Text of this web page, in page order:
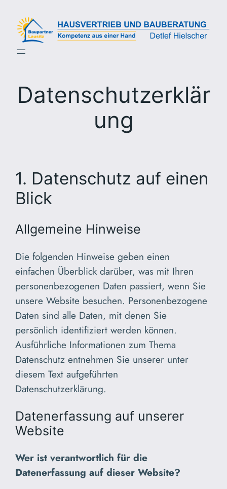
Inhalt
springen
Datenschutzerklär
ung
1. Datenschutz auf einen
Blick
Allgemeine Hinweise
Die folgenden Hinweise geben einen
einfachen Überblick darüber, was mit Ihren
personenbezogenen Daten passiert, wenn Sie
unsere Website besuchen. Personenbezogene
Daten sind alle Daten, mit denen Sie
persönlich identifiziert werden können.
Ausführliche Informationen zum Thema
Datenschutz entnehmen Sie unserer unter
diesem Text aufgeführten
Datenschutzerklärung.
Datenerfassung auf unserer
Website
Wer ist verantwortlich für die
Datenerfassung auf dieser Website?